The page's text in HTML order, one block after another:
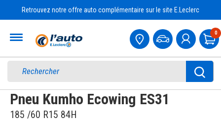
Retrouvez notre offre auto complémentaire sur le site E.Leclerc
0
Pneu Kumho Ecowing ES31
185 /60 R15 84H